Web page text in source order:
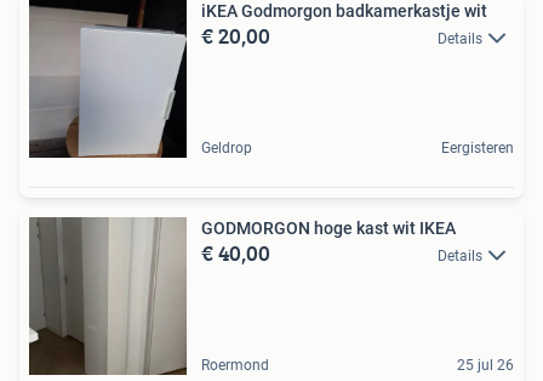
iKEA Godmorgon badkamerkastje wit
€ 20,00 Details
Geldrop Eergisteren
GODMORGON hoge kast wit IKEA
€ 40,00 Details
Roermond 25 jul 26